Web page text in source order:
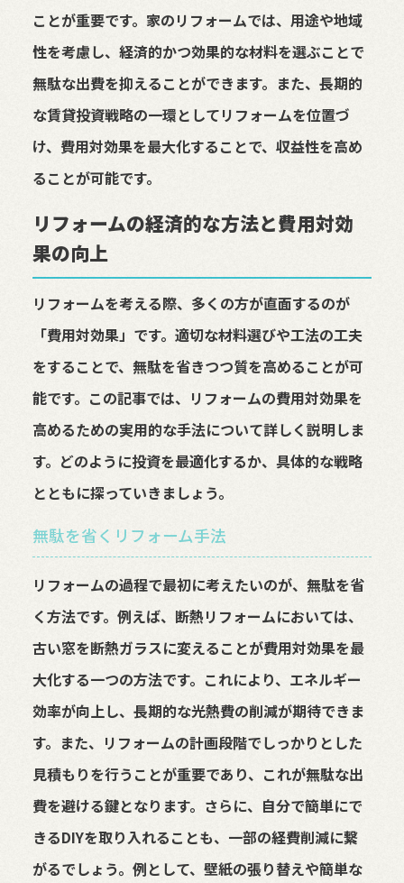
ことが重要です。家のリフォームでは、用途や地域
性を考慮し、経済的かつ効果的な材料を選ぶことで
無駄な出費を抑えることができます。また、長期的
な賃貸投資戦略の一環としてリフォームを位置づ
け、費用対効果を最大化することで、収益性を高め
ることが可能です。
リフォームの経済的な方法と費用対効
果の向上
リフォームを考える際、多くの方が直面するのが
「費用対効果」です。適切な材料選びや工法の工夫
をすることで、無駄を省きつつ質を高めることが可
能です。この記事では、リフォームの費用対効果を
高めるための実用的な手法について詳しく説明しま
す。どのように投資を最適化するか、具体的な戦略
とともに探っていきましょう。
無駄を省くリフォーム手法
リフォームの過程で最初に考えたいのが、無駄を省
く方法です。例えば、断熱リフォームにおいては、
古い窓を断熱ガラスに変えることが費用対効果を最
大化する一つの方法です。これにより、エネルギー
効率が向上し、長期的な光熱費の削減が期待できま
す。また、リフォームの計画段階でしっかりとした
見積もりを行うことが重要であり、これが無駄な出
費を避ける鍵となります。さらに、自分で簡単にで
きるDIYを取り入れることも、一部の経費削減に繋
がるでしょう。例として、壁紙の張り替えや簡単な